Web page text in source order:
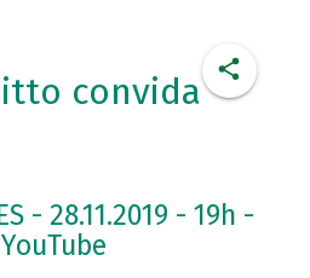
convida
- 28.11.2019 - 19h -